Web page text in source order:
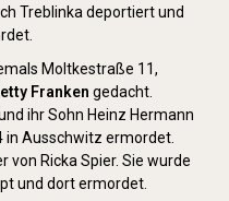
Treblinka deportiert und
Moltkestraße 11,
Franken gedacht.
ihr Sohn Heinz Hermann
Ausschwitz ermordet.
von Ricka Spier. Sie wurde
und dort ermordet.